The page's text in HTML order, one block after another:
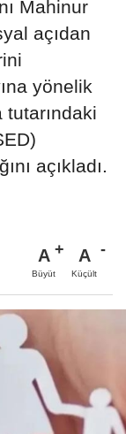
Mahinur
açıdan
yönelik
açıkladı.
A
Büyüt
A
Küçült